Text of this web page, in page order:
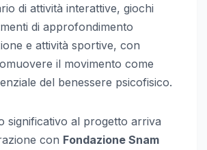
di attività interattive, giochi
di approfondimento
e attività sportive, con
il movimento come
del benessere psicofisico.
significativo al progetto arriva
con Fondazione Snam